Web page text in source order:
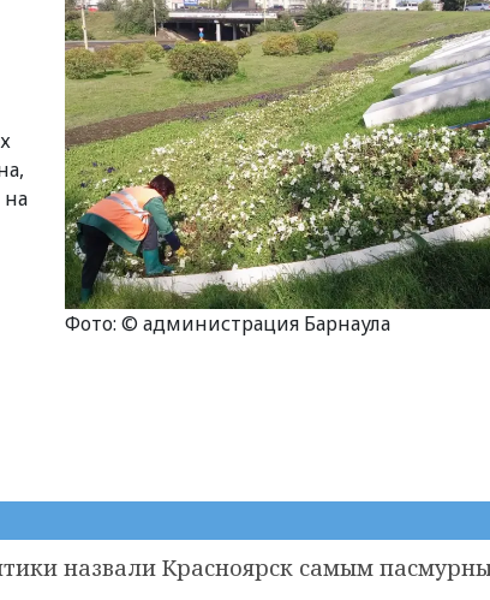
Фото: © администрация Барнаула
назвали Красноярск самым